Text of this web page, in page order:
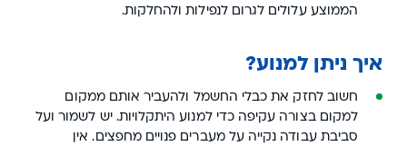
הממוצע עלולים לגרום לנפילות ולהחלקות.
איך ניתן למנוע?
חשוב לחזק את כבלי החשמל ולהעביר אותם ממקום
למקום בצורה עקיפה כדי למנוע היתקלויות. יש לשמור ועל
סביבת עבודה נקייה על מעברים פנויים מחפצים. אין